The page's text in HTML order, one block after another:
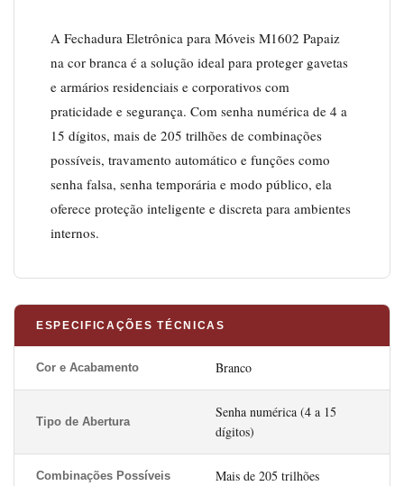
A Fechadura Eletrônica para Móveis M1602 Papaiz
na cor branca é a solução ideal para proteger gavetas
e armários residenciais e corporativos com
praticidade e segurança. Com senha numérica de 4 a
15 dígitos, mais de 205 trilhões de combinações
possíveis, travamento automático e funções como
senha falsa, senha temporária e modo público, ela
oferece proteção inteligente e discreta para ambientes
internos.
ESPECIFICAÇÕES TÉCNICAS
Cor e Acabamento Branco
Tipo de Abertura
Senha numérica (4 a 15
dígitos)
Combinações Possíveis Mais de 205 trilhões